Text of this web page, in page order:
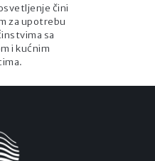
čini
za upotrebu
sa
i kućnim